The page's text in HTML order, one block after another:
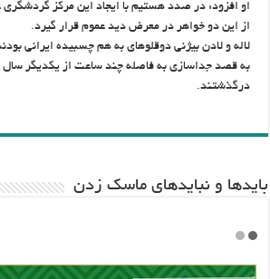
او افزود: در صدد هستیم با ایجاد این مرکز گردشگری
از این دو خواهر در معرض دید عموم قرار گیرد.
لاله و لادن بیژنی دوقلوهای به هم چسبیده ایرانی
درگذشتند.
باید‌ها و نبایدهای ماسک زدن